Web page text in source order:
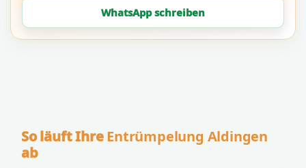
WhatsApp schreiben
So läuft IhreEntrümpelung Aldingen
ab